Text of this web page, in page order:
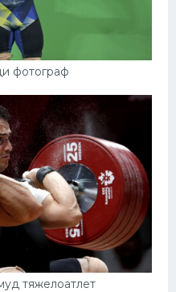
фотограф
тяжелоатлет